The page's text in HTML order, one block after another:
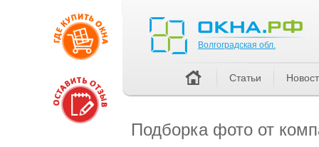
Подборка фото от
Волгоградская обл.
Статьи